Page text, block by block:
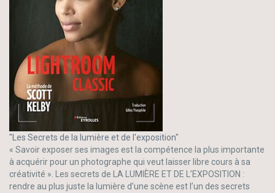
"Les Secrets de la lumière et de l'exposition"
« Savoir exposer ses images est la compétence la plus importante
à acquérir pour un photographe qui veut laisser libre cours à sa
créativité ». Les secrets de LA LUMIÈRE ET DE L’EXPOSITION :
rendre au plus juste la lumière d’une scène est l’un des secrets